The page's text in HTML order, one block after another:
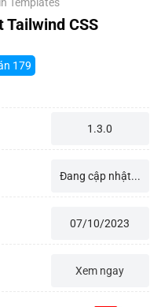
CSS
179
1.3.0
Đang cập nhật...
07/10/2023
Xem ngay